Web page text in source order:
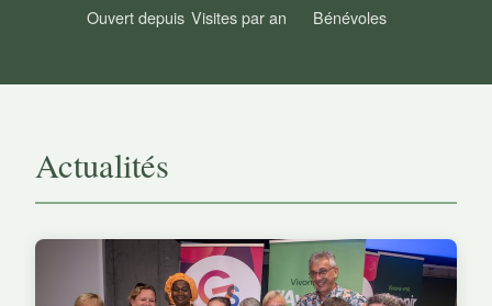
Ouvert depuis Visites par an Bénévoles
Actualités